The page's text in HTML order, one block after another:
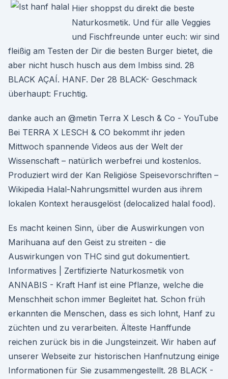
Hier shoppst du direkt die beste
Naturkosmetik. Und für alle Veggies
und Fischfreunde unter euch: wir sind
fleißig am Testen der Dir die besten Burger bietet, die
aber nicht husch husch aus dem Imbiss sind. 28
BLACK AÇAÍ. HANF. Der 28 BLACK- Geschmack
überhaupt: Fruchtig.
danke auch an @metin Terra X Lesch & Co - YouTube
Bei TERRA X LESCH & CO bekommt ihr jeden
Mittwoch spannende Videos aus der Welt der
Wissenschaft – natürlich werbefrei und kostenlos.
Produziert wird der Kan Religiöse Speisevorschriften –
Wikipedia Halal-Nahrungsmittel wurden aus ihrem
lokalen Kontext herausgelöst (delocalized halal food).
Es macht keinen Sinn, über die Auswirkungen von
Marihuana auf den Geist zu streiten - die
Auswirkungen von THC sind gut dokumentiert.
Informatives | Zertifizierte Naturkosmetik von
ANNABIS - Kraft Hanf ist eine Pflanze, welche die
Menschheit schon immer Begleitet hat. Schon früh
erkannten die Menschen, dass es sich lohnt, Hanf zu
züchten und zu verarbeiten. Älteste Hanffunde
reichen zurück bis in die Jungsteinzeit. Wir haben auf
unserer Webseite zur historischen Hanfnutzung einige
Informationen für Sie zusammengestellt. 28 BLACK -